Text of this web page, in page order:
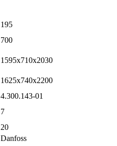
195
700
1595х710х2030
1625х740х2200
4.300.143-01
7
20
Danfoss